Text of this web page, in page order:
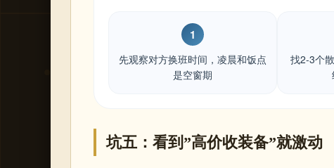
1
先观察对方换班时间，凌晨和饭点
是空窗期
找2-3个
坑五：看到”高价收装备”就激动